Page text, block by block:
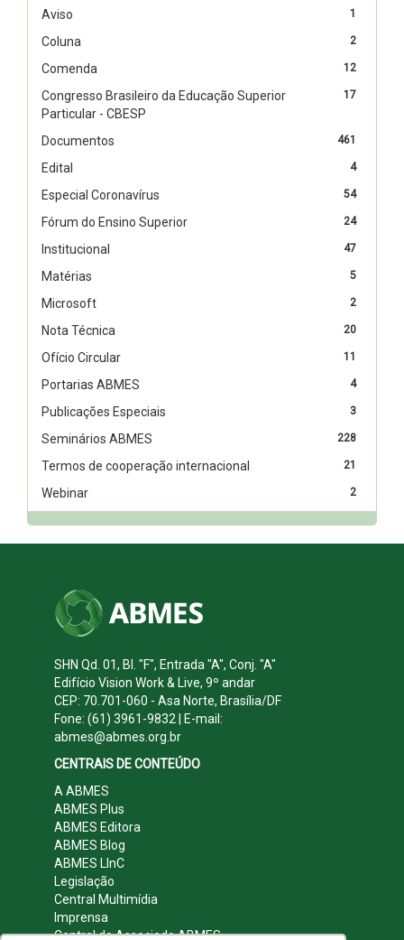
1
Aviso
2
Coluna
12
Comenda
17
Congresso Brasileiro da Educação Superior
Particular - CBESP
461
Documentos
4
Edital
54
Especial Coronavírus
24
Fórum do Ensino Superior
47
Institucional
5
Matérias
2
Microsoft
20
Nota Técnica
11
Ofício Circular
4
Portarias ABMES
3
Publicações Especiais
228
Seminários ABMES
21
Termos de cooperação internacional
2
Webinar
SHN Qd. 01, Bl. "F", Entrada "A", Conj. "A"
Edifício Vision Work & Live, 9º andar
CEP: 70.701-060 - Asa Norte, Brasília/DF
Fone: (61) 3961-9832 | E-mail:
abmes@abmes.org.br
CENTRAIS DE CONTEÚDO
A ABMES
ABMES Plus
ABMES Editora
ABMES Blog
ABMES LInC
Legislação
Central Multimídia
Imprensa
Central do Associado ABMES